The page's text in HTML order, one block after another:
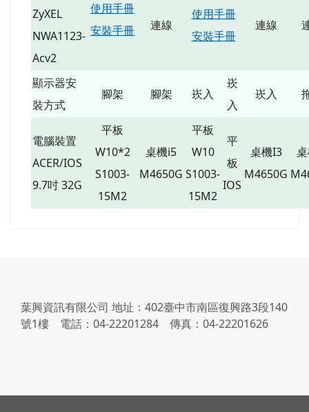
ZyXEL
NWA1123-
Acv2
使用手冊
安裝手冊
連線
使用手冊
安裝手冊
連線
顯示器安
裝方式
腳架 腳架 崁入
崁
入
崁入
電腦裝置
ACER/IOS
9.7吋 32G
平板
W10*2
S1003-
15M2
桌機i5
M4650G
平板
W10
S1003-
15M2
平
板
IOS
桌機I3
M4650G
葉興資訊有限公司 地址：402臺中市南區復興路3段140
號1樓 電話：04-22201284 傳真：04-22201626